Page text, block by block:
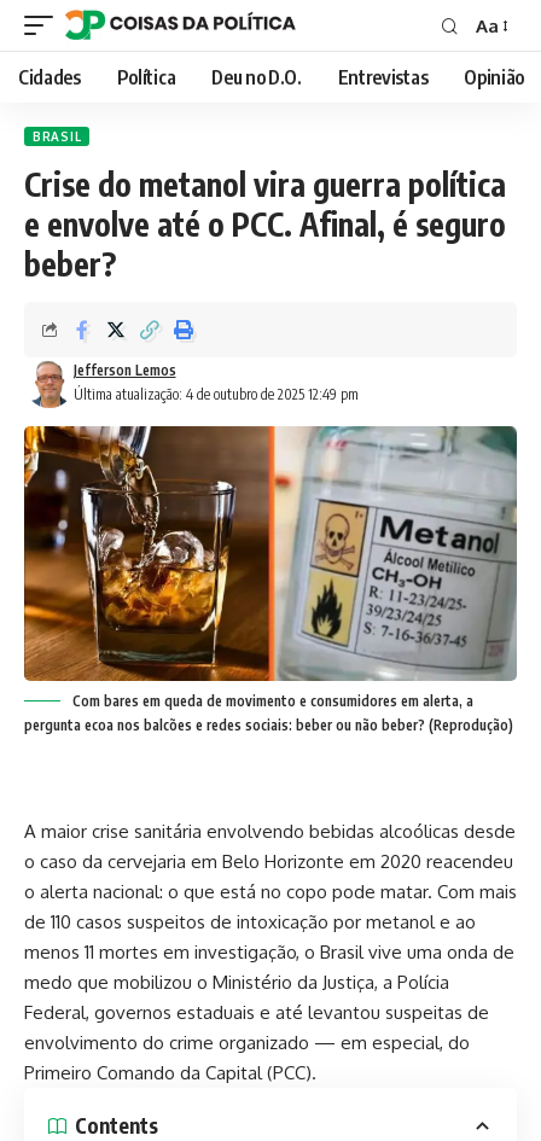
Font
Resizer
Aa
Cidades Política Deu no D.O. Entrevistas Opinião
BRASIL
Crise do metanol vira guerra política
e envolve até o PCC. Afinal, é seguro
beber?
Última atualização: 4 de outubro de 2025 12:49 pm
Jefferson Lemos
Com bares em queda de movimento e consumidores em alerta, a
pergunta ecoa nos balcões e redes sociais: beber ou não beber? (Reprodução)
A maior crise sanitária envolvendo bebidas alcoólicas desde
o caso da cervejaria em Belo Horizonte em 2020 reacendeu
o alerta nacional: o que está no copo pode matar. Com mais
de 110 casos suspeitos de intoxicação por metanol e ao
menos 11 mortes em investigação, o Brasil vive uma onda de
medo que mobilizou o Ministério da Justiça, a Polícia
Federal, governos estaduais e até levantou suspeitas de
envolvimento do crime organizado — em especial, do
Primeiro Comando da Capital (PCC).
Contents